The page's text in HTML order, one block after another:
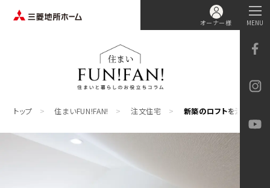
オーナー様 MENU
トップ 住まいFUN!FAN! 注文住宅 新築のロフトを活かして